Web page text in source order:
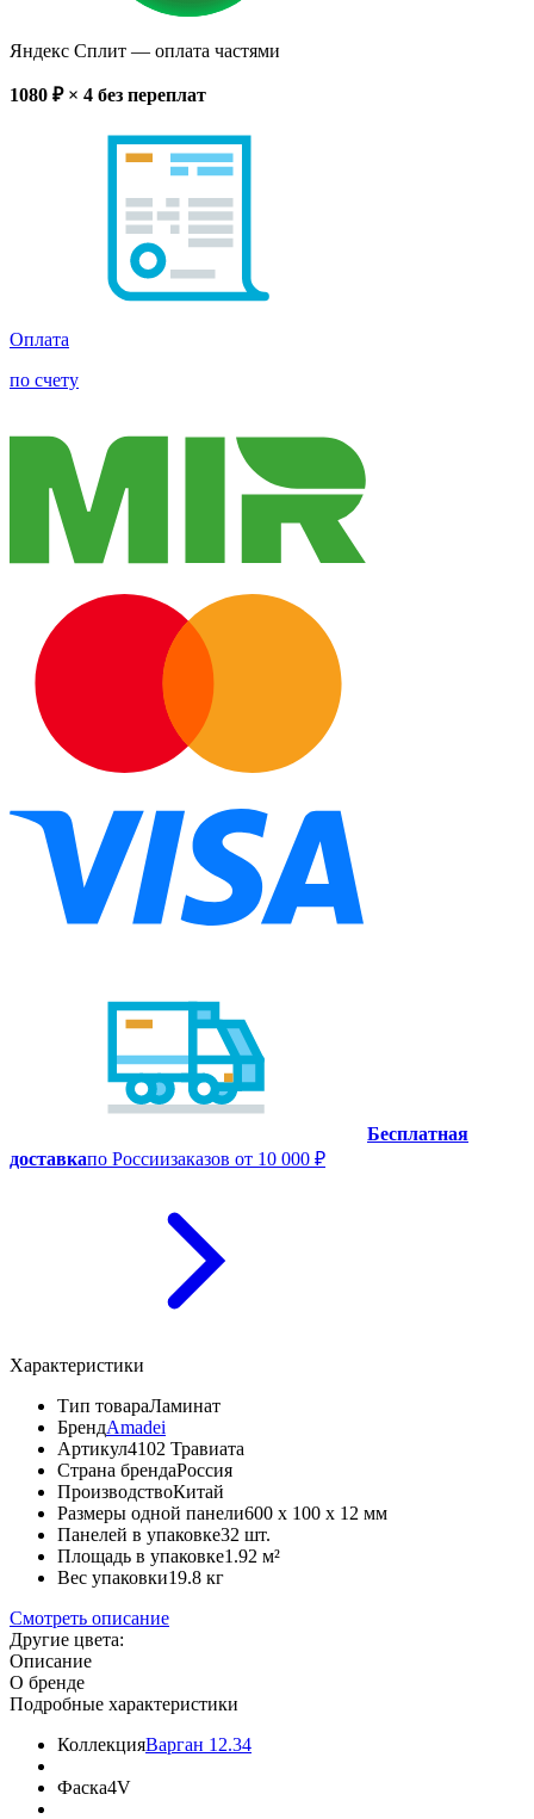
Яндекс Сплит — оплата частями
1080 ₽ × 4 без переплат
Оплата
по счету
Бесплатная
доставкапо Россиизаказов от 10 000 ₽
Характеристики
Тип товараЛаминат
БрендAmadei
Артикул4102 Травиата
Страна брендаРоссия
ПроизводствоКитай
Размеры одной панели600 x 100 x 12 мм
Панелей в упаковке32 шт.
Площадь в упаковке1.92 м²
Вес упаковки19.8 кг
Смотреть описание
Другие цвета:
Описание
О бренде
Подробные характеристики
КоллекцияВарган 12.34
Фаска4V